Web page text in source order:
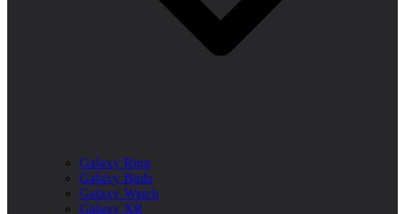
Galaxy Ring
Galaxy Buds
Galaxy Watch
Galaxy XR